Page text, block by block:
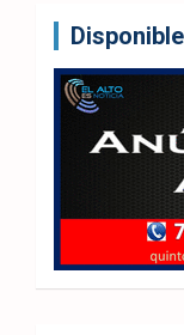
Disponible